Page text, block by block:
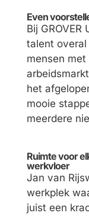
Even
Bij
talent
mensen
het
mooie
meerdere
Ruimte voor
werkvloer
Jan van
werkplek
juist een